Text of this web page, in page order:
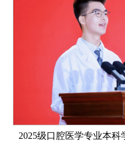
2025级口腔医学专业本